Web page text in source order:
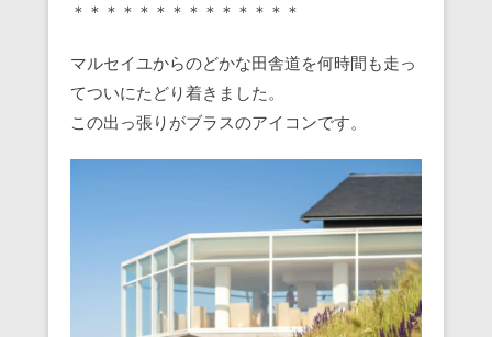
＊＊＊＊＊＊＊＊＊＊＊＊＊＊
マルセイユからのどかな田舎道を何時間も走っ
てついにたどり着きました。
この出っ張りがブラスのアイコンです。